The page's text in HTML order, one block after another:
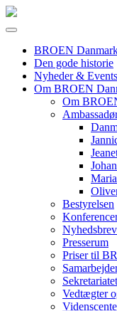
BROEN
Den gode historie
Nyheder & Events
Om BROEN
Om
Bestyrelsen
Presserum
Priser til
Sekretariatet
Vedtægter